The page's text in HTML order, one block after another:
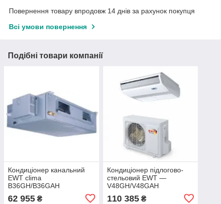
Повернення товару впродовж 14 днів за рахунок покупця
Всі умови повернення
Подібні товари компанії
Кондиціонер канальний
EWT clima
B36GH/B36GAH
62 955 ₴
Кондиціонер підлогово-
стельовий EWT —
V48GH/V48GAH
110 385₴